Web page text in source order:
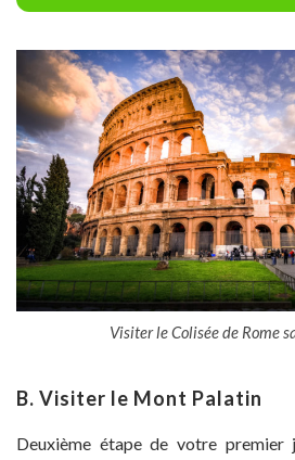
Visiter le Colisée de Rome
B. Visiter le Mont Palatin
Deuxième étape de votre premier